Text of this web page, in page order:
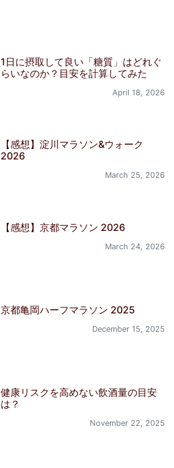
1日に摂取して良い「糖質」はどれぐ
らいなのか？目安を計算してみた
April 18, 2026
【感想】淀川マラソン&ウォーク
2026
March 25, 2026
【感想】京都マラソン 2026
March 24, 2026
京都亀岡ハーフマラソン 2025
December 15, 2025
健康リスクを高めない飲酒量の目安
は？
November 22, 2025